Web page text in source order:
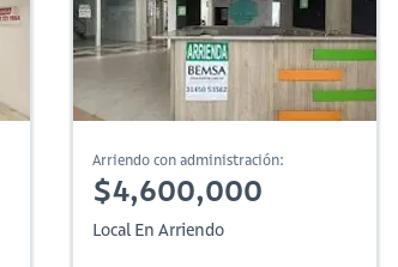
Arriendo con administración:
$4,600,000
Local En Arriendo